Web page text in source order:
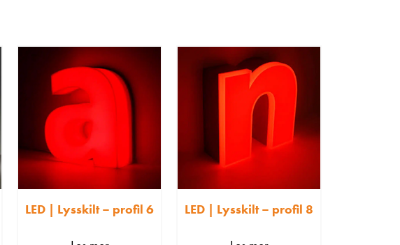
LED | Lysskilt – profil 6 LED | Lysskilt – profil 8